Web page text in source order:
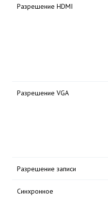
Разрешение HDMI
Разрешение VGA
Разрешение записи
Синхронное